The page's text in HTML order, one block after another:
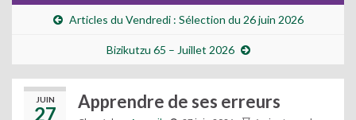
Articles du Vendredi : Sélection du 26 juin 2026
Bizikutzu 65 – Juillet 2026
JUIN
27
Apprendre de ses erreurs